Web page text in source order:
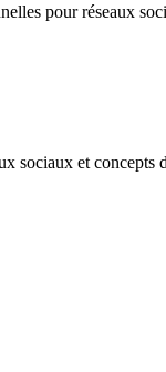
pour réseaux
et